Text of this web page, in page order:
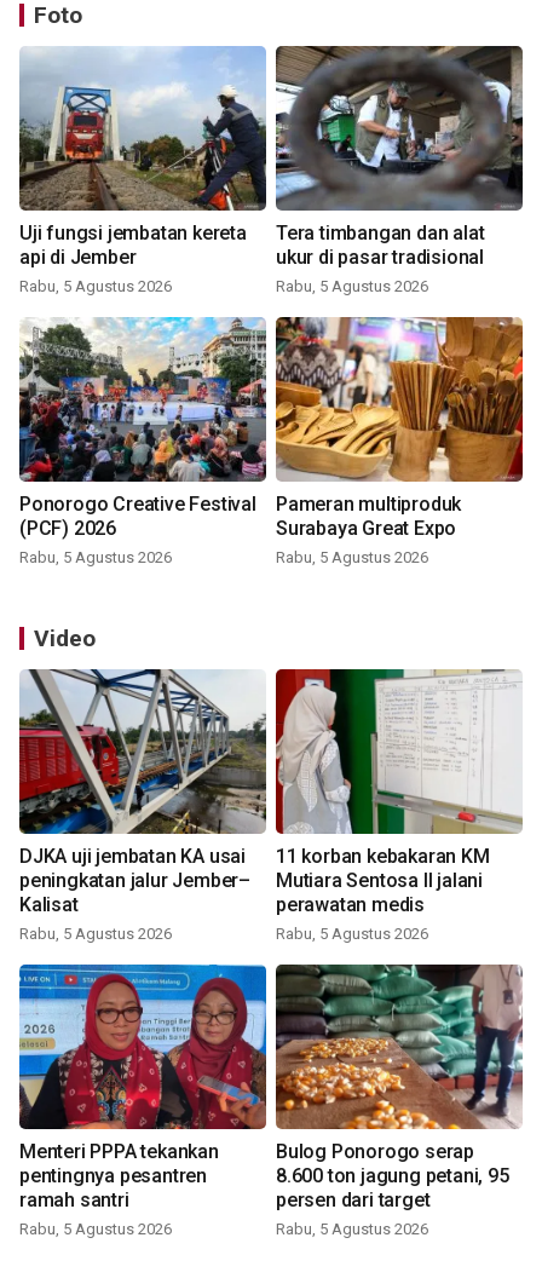
Foto
Uji fungsi jembatan kereta
api di Jember
Rabu, 5 Agustus 2026
Tera timbangan dan alat
ukur di pasar tradisional
Rabu, 5 Agustus 2026
Ponorogo Creative Festival
(PCF) 2026
Rabu, 5 Agustus 2026
Pameran multiproduk
Surabaya Great Expo
Rabu, 5 Agustus 2026
Video
DJKA uji jembatan KA usai
peningkatan jalur Jember–
Kalisat
Rabu, 5 Agustus 2026
11 korban kebakaran KM
Mutiara Sentosa II jalani
perawatan medis
Rabu, 5 Agustus 2026
Menteri PPPA tekankan
pentingnya pesantren
ramah santri
Rabu, 5 Agustus 2026
Bulog Ponorogo serap
8.600 ton jagung petani, 95
persen dari target
Rabu, 5 Agustus 2026